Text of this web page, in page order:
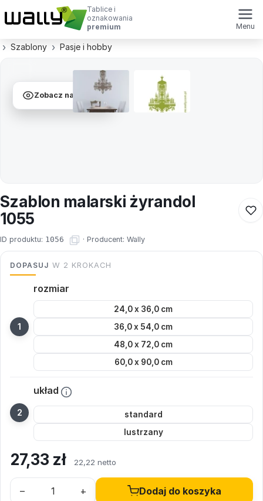
Tablice i
oznakowania
premium
Menu
Szablony Pasje i hobby
Zobacz na ścianie
Szablon malarski żyrandol
1055
ID produktu: 1056 · Producent: Wally
DOPASUJ W 2 KROKACH
rozmiar
24,0 x 36,0 cm
36,0 x 54,0 cm
48,0 x 72,0 cm
60,0 x 90,0 cm
układ
standard
lustrzany
27,33 zł 22,22 netto
– + Dodaj do koszyka